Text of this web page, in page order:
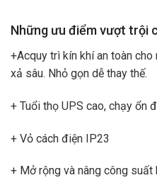
Những ưu điểm vượt trội
+Acquy trì kín khí an toàn
xả sâu. Nhỏ gọn dễ thay thế.
+ Tuổi thọ UPS cao, chạy ổn
+ Vỏ cách điện IP23
+ Mở rộng và nâng công